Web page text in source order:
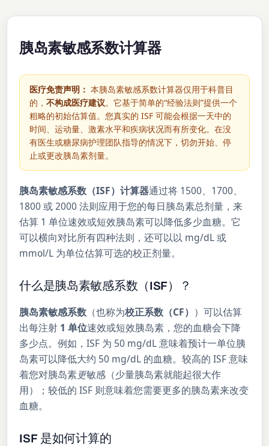
胰岛素敏感系数计算器
医疗免责声明： 本胰岛素敏感系数计算器仅用于科普目
的，不构成医疗建议。它基于简单的“经验法则”提供一个
粗略的初始估算值。您真实的 ISF 可能会根据一天中的
时间、运动量、激素水平和疾病状况而有所变化。在没
有医生或糖尿病护理团队指导的情况下，切勿开始、停
止或更改胰岛素剂量。
胰岛素敏感系数（ISF）计算器通过将 1500、1700、
1800 或 2000 法则应用于您的每日胰岛素总剂量，来
估算 1 单位速效或短效胰岛素可以降低多少血糖。它
可以横向对比所有四种法则，还可以以 mg/dL 或
mmol/L 为单位估算可选的校正剂量。
什么是胰岛素敏感系数（ISF）？
胰岛素敏感系数 （也称为校正系数（CF） ）可以估算
出每注射 1 单位速效或短效胰岛素，您的血糖会下降
多少点。例如，ISF 为 50 mg/dL 意味着预计一单位胰
岛素可以降低大约 50 mg/dL 的血糖。较高的 ISF 意味
着您对胰岛素更敏感（少量胰岛素就能起很大作
用）；较低的 ISF 则意味着您需要更多的胰岛素来改变
血糖。
ISF 是如何计算的